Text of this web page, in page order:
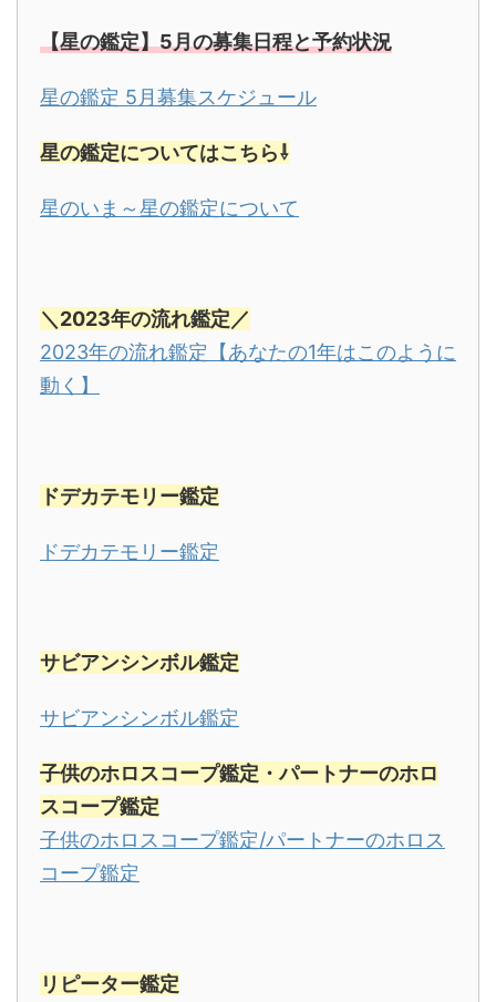
【星の鑑定】5月の募集日程と予約状況
星の鑑定 5月募集スケジュール
星の鑑定についてはこちら⇩
星のいま～星の鑑定について
＼2023年の流れ鑑定／
2023年の流れ鑑定【あなたの1年はこのように
動く】
ドデカテモリー鑑定
ドデカテモリー鑑定
サビアンシンボル鑑定
サビアンシンボル鑑定
子供のホロスコープ鑑定・パートナーのホロ
スコープ鑑定
子供のホロスコープ鑑定/パートナーのホロス
コープ鑑定
リピーター鑑定